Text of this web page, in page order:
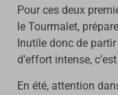
Pour ces deux
le Tourmalet,
Inutile donc de
d’effort intense,
En été, attention